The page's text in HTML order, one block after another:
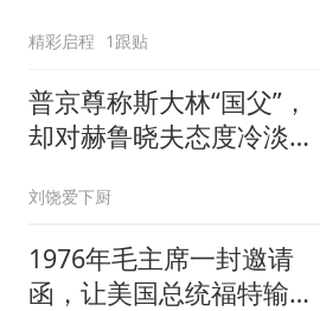
精彩启程 1跟贴
普京尊称斯大林“国父”，
却对赫鲁晓夫态度冷淡，
刘饶爱下厨
1976年毛主席一封邀请
函，让美国总统福特输掉